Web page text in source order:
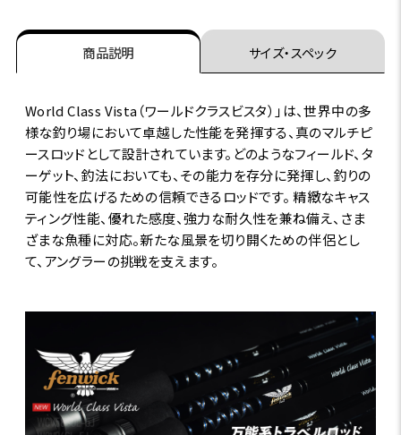
商品説明 サイズ・スペック
World Class Vista（ワールドクラスビスタ）」は、世界中の多
様な釣り場において卓越した性能を発揮する、真のマルチピ
ースロッドとして設計されています。どのようなフィールド、タ
ーゲット、釣法においても、その能力を存分に発揮し、釣りの
可能性を広げるための信頼できるロッドです。 精緻なキャス
ティング性能、優れた感度、強力な耐久性を兼ね備え、さま
ざまな魚種に対応。新たな風景を切り開くための伴侶とし
て、アングラーの挑戦を支えます。